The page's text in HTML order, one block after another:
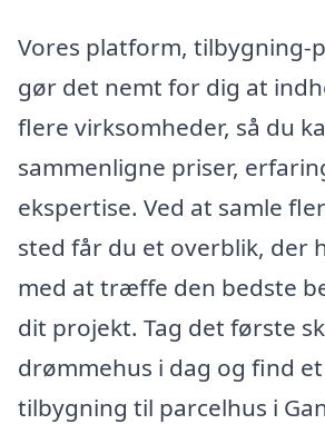
Vores platform, tilbygning-
gør det nemt for dig at
flere virksomheder, så du
sammenligne priser,
ekspertise. Ved at samle
sted får du et overblik, der
med at træffe den bedste
dit projekt. Tag det første
drømmehus i dag og find
tilbygning til parcelhus i